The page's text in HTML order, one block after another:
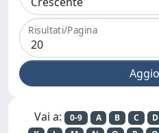
Risultati/Pagina
Vai a: 0-9 A B C D